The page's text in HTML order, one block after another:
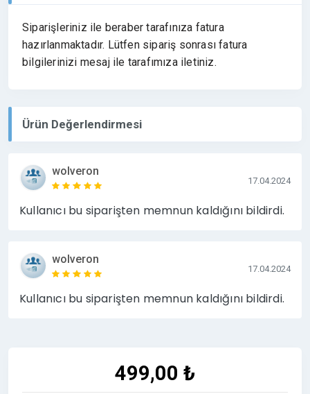
Siparişleriniz ile beraber tarafınıza fatura
hazırlanmaktadır. Lütfen sipariş sonrası fatura
bilgilerinizi mesaj ile tarafımıza iletiniz.
Ürün Değerlendirmesi
wolveron
17.04.2024
Kullanıcı bu siparişten memnun kaldığını bildirdi.
wolveron
17.04.2024
Kullanıcı bu siparişten memnun kaldığını bildirdi.
499,00 ₺